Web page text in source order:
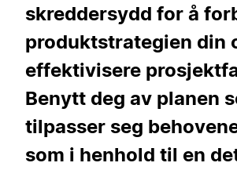
skreddersydd for å
produktstrategien din
effektivisere
Benytt deg av planen
tilpasser seg
som i henhold til en